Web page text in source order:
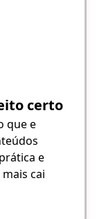
certo
que e
e
cai